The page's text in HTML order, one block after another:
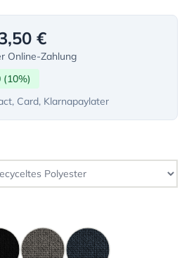
€
Online-Zahlung
(10%)
Card, Klarnapaylater